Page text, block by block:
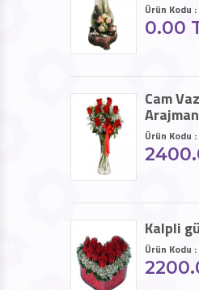
Ürün Kodu
0.00
Cam
Ürün Kodu
Kalpli
Ürün Kodu